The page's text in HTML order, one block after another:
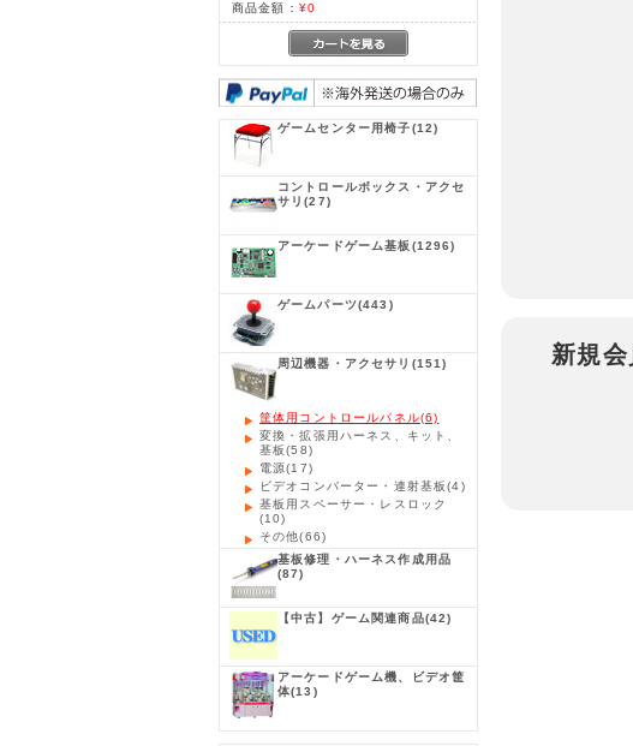
商品金額： ¥0
ゲームセンター用椅子(12)
コントロールボックス・アクセ
サリ(27)
アーケードゲーム基板 (1296)
ゲームパーツ(443)
周辺機器・アクセサリ (151)
筐体用コントロールパネル(6)
変換・拡張用ハーネス、キット、
基板(58)
電源(17)
ビデオコンバーター・連射基板(4)
基板用スペーサー・レスロック
(10)
その他(66)
基板修理・ハーネス作成用品
(87)
【中古】ゲーム関連商品(42)
アーケードゲーム機、ビデオ筐
体(13)
新規